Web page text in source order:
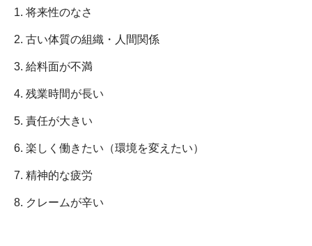
将来性のなさ
古い体質の組織・人間関係
給料面が不満
残業時間が長い
責任が大きい
楽しく働きたい（環境を変えたい）
精神的な疲労
クレームが辛い